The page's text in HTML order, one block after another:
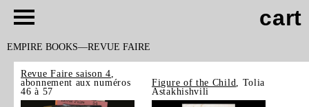
cart
EMPIRE BOOKS REVUE FAIRE
Revue Faire saison 4
abonnement aux numéros
46 à 57
Figure of the Child
, Tolia
Astakhishvili